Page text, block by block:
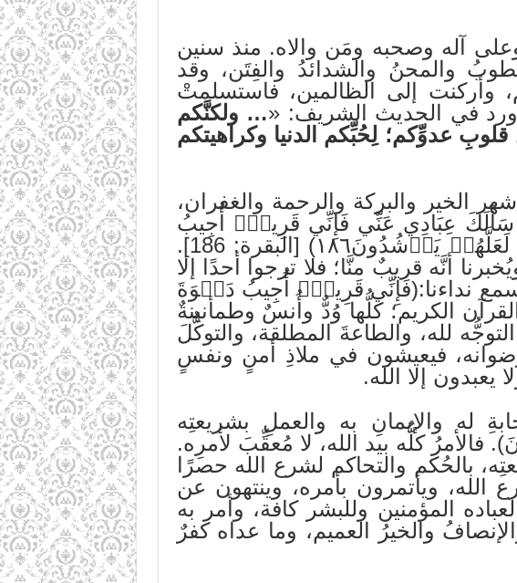
آله وصحبه ومَن والاه. منذ سنين
والمحنُ والشدائدُ والفِتَن، وقد
وأركنت إلى الظالمين، فاستسلمتْ
ورد في الحديث الشريف: «… ولكنَّكم
عدوِّكم؛ لِحُبِّكم الدنيا وكراهيتكم
الخير والبركة والرحمة والغفران،
سَأَلَكَ عِبَادِي عَنِّي فَإِنِّي قَرِيبٌۖ أُجِيبُ
دَعۡوَةَ ٱلدَّاعِ إِذَا دَعَانِۖ فَلۡيَسۡتَجِيبُواْ لِي وَلۡيُؤۡمِنُواْ بِي لَعَلَّهُمۡ يَرۡشُدُونَ١٨٦) [البقرة: 186].
أنَّه قريبٌ منَّا؛ فلا ترجوا أحدًا إلا
نداءنا:(فَإِنِّي قَرِيبٌۖ أُجِيبُ دَعۡوَةَ
الكريم؛ كلُّها وُدٌّ وأُنسٌ وطمأنينةٌ
لله، والطاعةَ المطلقة، والتوكُّلَ
فيعيشون في ملاذِ أمنٍ ونفسٍ
إلا الله.
له والإيمانِ به والعملِ بشريعتِه
كلُّه بيد الله، لا مُعقِّبَ لأمرِه.
بالحُكم والتحاكم لشرع الله حصرًا
الله، ويأتمرون بأمره، وينتهون عن
المؤمنين وللبشر كافة، وأمر به
والخيرُ العميم، وما عداه كفرٌ